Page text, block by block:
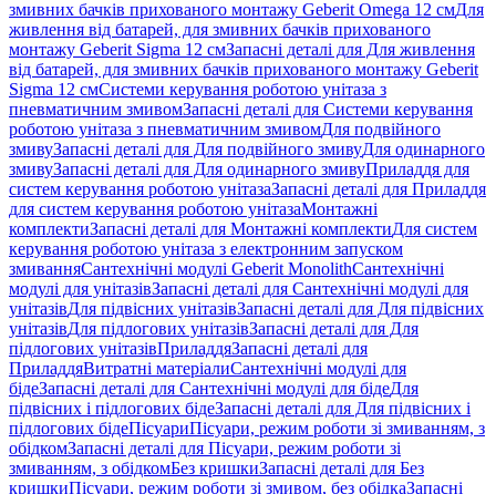
змивних бачків прихованого монтажу Geberit Omega 12 смДля
живлення від батарей, для змивних бачків прихованого
монтажу Geberit Sigma 12 смЗапасні деталі для Для живлення
від батарей, для змивних бачків прихованого монтажу Geberit
Sigma 12 смСистеми керування роботою унітаза з
пневматичним змивомЗапасні деталі для Системи керування
роботою унітаза з пневматичним змивомДля подвійного
змивуЗапасні деталі для Для подвійного змивуДля одинарного
змивуЗапасні деталі для Для одинарного змивуПриладдя для
систем керування роботою унітазаЗапасні деталі для Приладдя
для систем керування роботою унітазаМонтажні
комплектиЗапасні деталі для Монтажні комплектиДля систем
керування роботою унітаза з електронним запуском
змиванняСантехнічні модулі Geberit MonolithСантехнічні
модулі для унітазівЗапасні деталі для Сантехнічні модулі для
унітазівДля підвісних унітазівЗапасні деталі для Для підвісних
унітазівДля підлогових унітазівЗапасні деталі для Для
підлогових унітазівПриладдяЗапасні деталі для
ПриладдяВитратні матеріалиСантехнічні модулі для
бідеЗапасні деталі для Сантехнічні модулі для бідеДля
підвісних і підлогових бідеЗапасні деталі для Для підвісних і
підлогових бідеПісуариПісуари, режим роботи зі змиванням, з
обідкомЗапасні деталі для Пісуари, режим роботи зі
змиванням, з обідкомБез кришкиЗапасні деталі для Без
кришкиПісуари, режим роботи зі змивом, без обідкаЗапасні